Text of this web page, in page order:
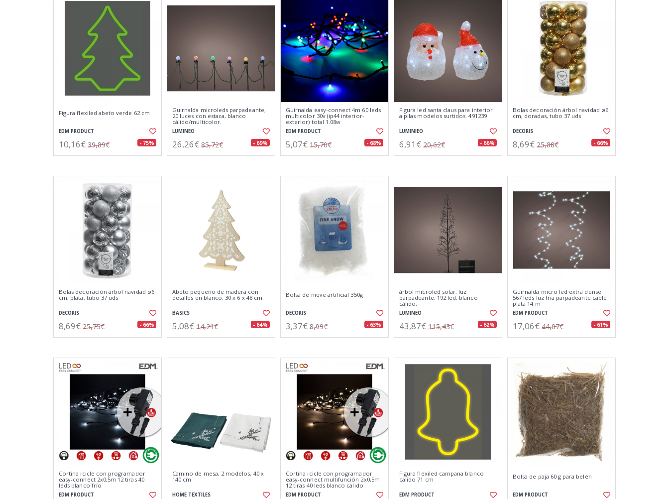
Figura flexiled abeto verde 62 cm
EDM PRODUCT
10,16€ 39,89€ - 75%
Guirnalda microleds parpadeante,
20 luces con estaca, blanco
cálido/multicolor.
LUMINEO
26,26€ 85,72€ - 69%
Guirnalda easy-connect 4m 60 leds
multicolor 30v (ip44 interior-
exterior) total 1.08w
EDM PRODUCT
5,07€ 15,70€ - 68%
Figura led santa claus para interior
a pilas modelos surtidos. 491239
LUMINIEO
6,91€ 20,62€ - 66%
Bolas decoración árbol navidad ø6
cm, doradas, tubo 37 uds
DECORIS
8,69€ 25,88€ - 66%
Bolas decoración árbol navidad ø6
cm, plata, tubo 37 uds
DECORIS
8,69€ 25,75€ - 66%
Abeto pequeño de madera con
detalles en blanco, 30 x 6 x 48 cm.
BASICS
5,08€ 14,21€ - 64%
Bolsa de nieve artificial 350g
DECORIS
3,37€ 8,99€ - 63%
árbol microled solar, luz
parpadeante, 192 led, blanco
cálido.
LUMINEO
43,87€ 115,43€ - 62%
Guirnalda micro led extra dense
567 leds luz fria parpadeante cable
plata 14 m
EDM PRODUCT
17,06€ 44,07€ - 61%
Cortina icicle con programador
easy-connect 2x0,5m 12 tiras 40
leds blanco frío
EDM PRODUCT
Camino de mesa, 2 modelos, 40 x
140 cm
HOME TEXTILES
Cortina icicle con programador
easy-connect multifunción 2x0,5m
12 tiras 40 leds blanco calido
EDM PRODUCT
Figura flexiled campana blanco
calido 71 cm
EDM PRODUCT
Bolsa de paja 60 g para belén
EDM PRODUCT